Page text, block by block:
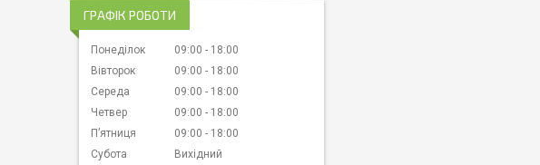
ГРАФІК РОБОТИ
Понеділок 09:00
18:00
Вівторок
09:00
18:00
Середа
09:00
18:00
Четвер
09:00
18:00
Пʼятниця
09:00
18:00
Субота
Вихідний